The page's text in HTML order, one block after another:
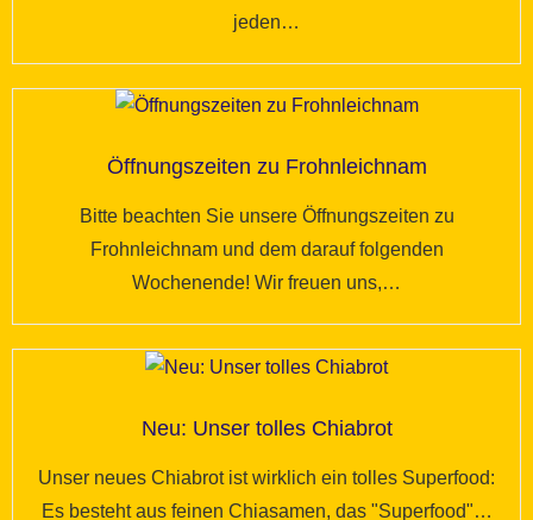
jeden…
Öffnungszeiten zu Frohnleichnam
Bitte beachten Sie unsere Öffnungszeiten zu
Frohnleichnam und dem darauf folgenden
Wochenende! Wir freuen uns,…
Neu: Unser tolles Chiabrot
Unser neues Chiabrot ist wirklich ein tolles Superfood:
Es besteht aus feinen Chiasamen, das "Superfood"…